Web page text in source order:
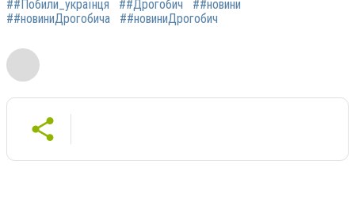
##Побили_українця ##Дрогобич
##новини
##новиниДрогобича
##новиниДрогобич